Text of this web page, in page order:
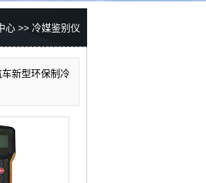
心 >> 冷媒鉴别仪
新型环保制冷